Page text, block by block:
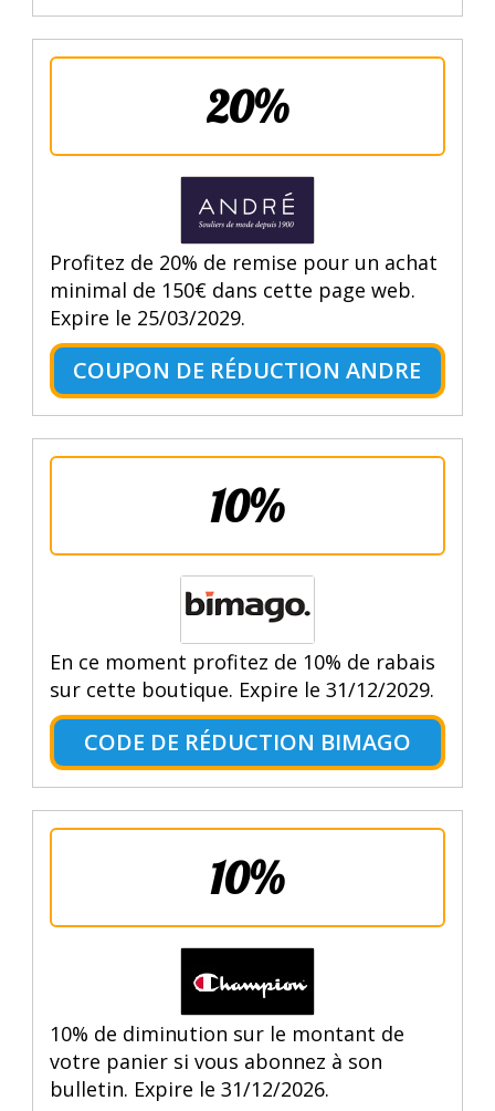
20%
Profitez de 20% de remise pour un achat
minimal de 150€ dans cette page web.
Expire le 25/03/2029.
COUPON DE RÉDUCTION ANDRE
10%
En ce moment profitez de 10% de rabais
sur cette boutique. Expire le 31/12/2029.
CODE DE RÉDUCTION BIMAGO
10%
10% de diminution sur le montant de
votre panier si vous abonnez à son
bulletin. Expire le 31/12/2026.